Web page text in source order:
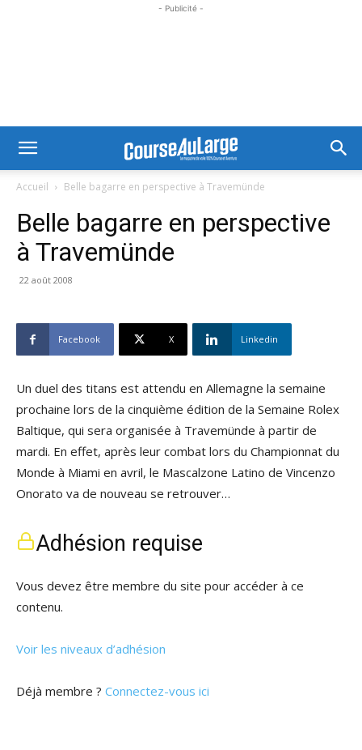
- Publicité -
Accueil Belle bagarre en perspective à Travemünde
Belle bagarre en perspective
à Travemünde
22 août 2008
Facebook X Linkedin
Un duel des titans est attendu en Allemagne la semaine
prochaine lors de la cinquième édition de la Semaine Rolex
Baltique, qui sera organisée à Travemünde à partir de
mardi. En effet, après leur combat lors du Championnat du
Monde à Miami en avril, le Mascalzone Latino de Vincenzo
Onorato va de nouveau se retrouver…
Adhésion requise
Vous devez être membre du site pour accéder à ce
contenu.
Voir les niveaux d’adhésion
Déjà membre ? Connectez-vous ici